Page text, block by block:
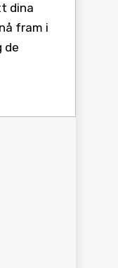
dina
fram i
de